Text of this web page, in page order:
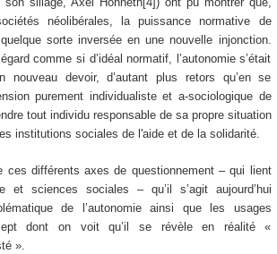
néolibérales, la puissance normative de
quelque sorte inversée en une nouvelle injonction.
comme si d’idéal normatif, l’autonomie s’était
nouveau devoir, d’autant plus retors qu’en se
purement individualiste et a-sociologique de
tout individu responsable de sa propre situation
institutions sociales de l'aide et de la solidarité.
ces différents axes de questionnement – qui lient
et sciences sociales – qu’il s’agit aujourd’hui
de l’autonomie ainsi que les usages
dont on voit qu’il se révèle en réalité «
».